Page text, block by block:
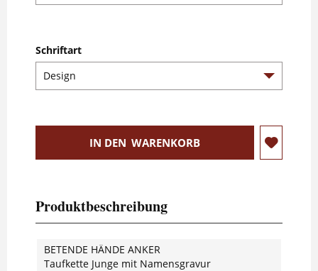
Schriftart
IN DEN WARENKORB
Produktbeschreibung
BETENDE HÄNDE ANKER
Taufkette Junge mit Namensgravur